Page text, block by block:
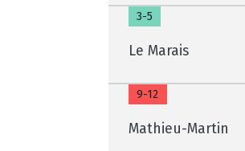
3-5
Le Marais
9-12
Mathieu-Martin